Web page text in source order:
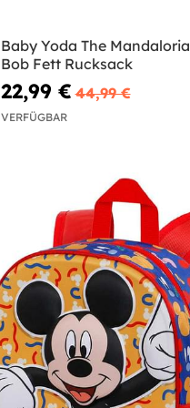
Baby Yoda The
Bob Fett Rucksack
22,99 € 44,99 €
VERFÜGBAR